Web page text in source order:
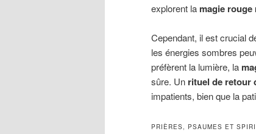
explorent la magie rouge
Cependant, il est crucial
les énergies sombres
préfèrent la lumière, la
sûre. Un rituel de retour
impatients, bien que la
PRIÈRES, PSAUMES ET